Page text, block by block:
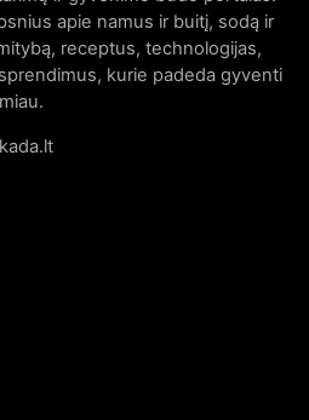
apie namus ir buitį, sodą ir
receptus, technologijas,
kurie padeda gyventi